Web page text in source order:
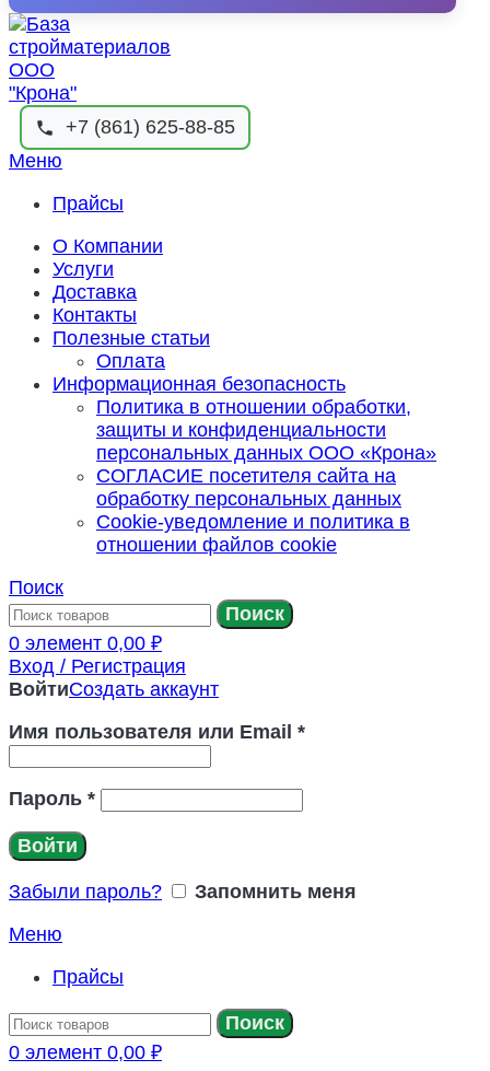
+7 (861) 625-88-85
Меню
Прайсы
О Компании
Услуги
Доставка
Контакты
Полезные статьи
Оплата
Информационная безопасность
Политика в отношении обработки,
защиты и конфиденциальности
персональных данных ООО «Крона»
СОГЛАСИЕ посетителя сайта на
обработку персональных данных
Cookie‑уведомление и политика в
отношении файлов cookie
Поиск
Поиск
0 элемент 0,00 ₽
Вход / Регистрация
ВойтиСоздать аккаунт
Имя пользователя или Email *
Пароль *
Войти
Забыли пароль?
Запомнить меня
Меню
Прайсы
Поиск
0 элемент 0,00 ₽